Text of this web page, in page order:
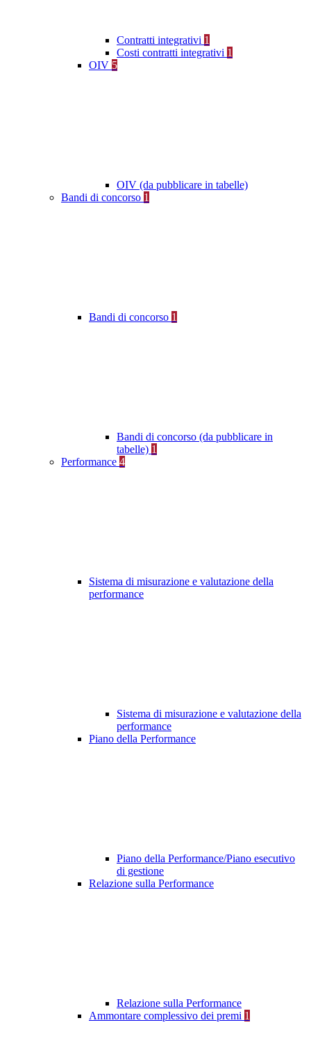
Contratti integrativi 1
Costi contratti integrativi 1
OIV 5
OIV (da pubblicare in tabelle)
Bandi di concorso 1
Bandi di concorso 1
Bandi di concorso (da pubblicare in
tabelle) 1
Performance 4
Sistema di misurazione e valutazione della
performance
Sistema di misurazione e valutazione della
performance
Piano della Performance
Piano della Performance/Piano esecutivo
di gestione
Relazione sulla Performance
Relazione sulla Performance
Ammontare complessivo dei premi 1